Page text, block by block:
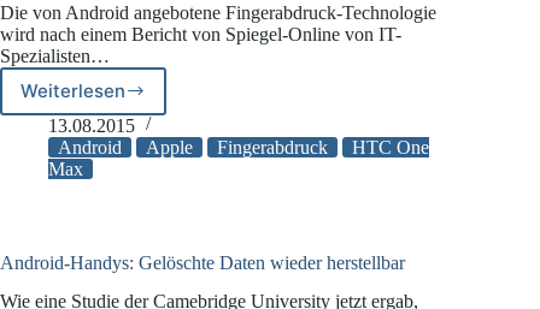
Die von Android angebotene Fingerabdruck-Technologie
wird nach einem Bericht von Spiegel-Online von IT-
Spezialisten…
WeiterlesenFingerabdruckscan
von
Androidgeräten
bedingt
13.08.2015
Android
Apple Fingerabdruck
HTC One
Max
Android-Handys: Gelöschte Daten wieder herstellbar
Wie eine Studie der Camebridge University jetzt ergab,